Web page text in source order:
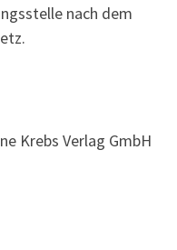
nach dem
Krebs Verlag GmbH